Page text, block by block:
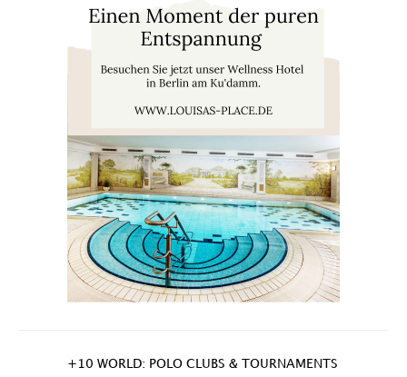
+10 WORLD: POLO CLUBS & TOURNAMENTS